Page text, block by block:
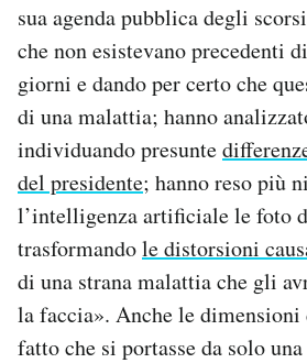
sua agenda pubblica degli
che non esistevano precedenti
giorni e dando per certo che
di una malattia; hanno
individuando presunte
del presidente; hanno reso più
l’intelligenza artificiale le foto
trasformandole distorsioni
di una strana malattia che gli
la faccia». Anche le
fatto che si portasse da solo